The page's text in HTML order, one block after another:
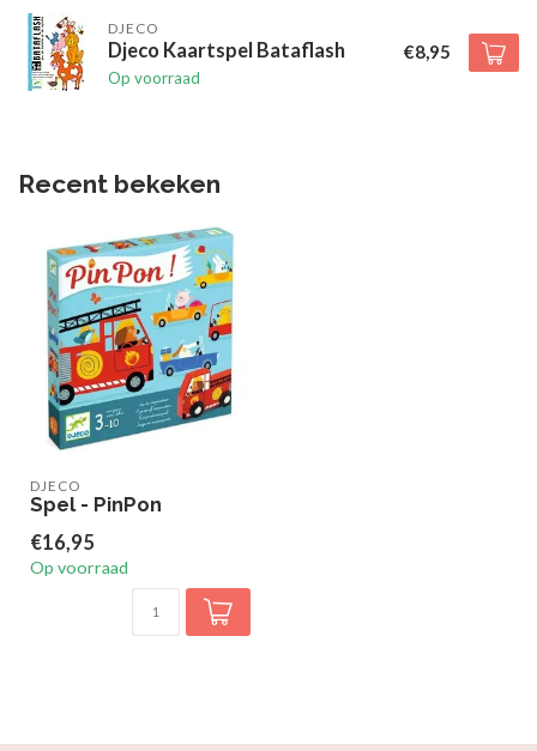
DJECO
Djeco Kaartspel Bataflash
Op voorraad
€8,95
Recent bekeken
DJECO
Spel - PinPon
€16,95
Op voorraad